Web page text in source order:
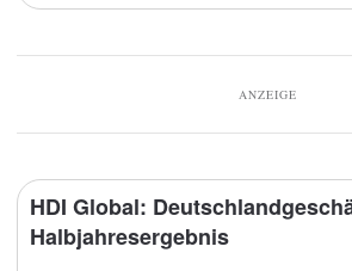
ANZEIGE
HDI Global:
Halbjahresergebnis